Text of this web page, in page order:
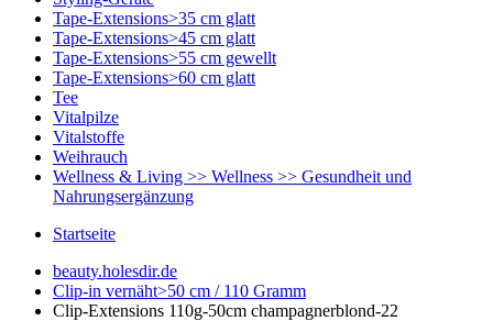
Tape-Extensions>35 cm glatt
Tape-Extensions>45 cm glatt
Tape-Extensions>55 cm gewellt
Tape-Extensions>60 cm glatt
Tee
Vitalpilze
Vitalstoffe
Weihrauch
Wellness & Living >> Wellness >> Gesundheit und
Nahrungsergänzung
Startseite
beauty.holesdir.de
Clip-in vernäht>50 cm / 110 Gramm
Clip-Extensions 110g-50cm champagnerblond-22